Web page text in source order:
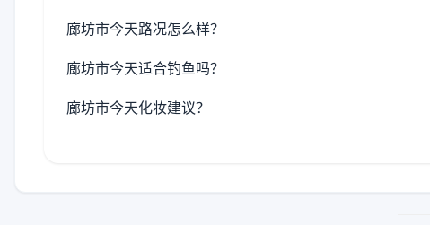
廊坊市今天路况怎么样？
廊坊市今天适合钓鱼吗？
廊坊市今天化妆建议？